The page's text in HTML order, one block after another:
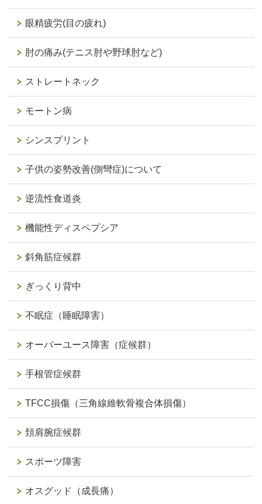
眼精疲労(目の疲れ)
肘の痛み(テニス肘や野球肘など)
ストレートネック
モートン病
シンスプリント
子供の姿勢改善(側彎症)について
逆流性食道炎
機能性ディスペプシア
斜角筋症候群
ぎっくり背中
不眠症（睡眠障害）
オーバーユース障害（症候群）
手根管症候群
TFCC損傷（三角線維軟骨複合体損傷）
頚肩腕症候群
スポーツ障害
オスグッド（成長痛）